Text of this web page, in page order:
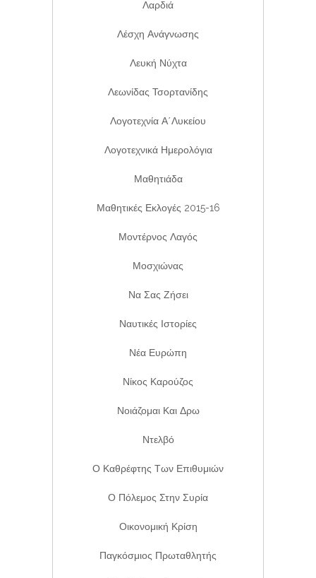
Λαρδιά
Λέσχη Ανάγνωσης
Λευκή Νύχτα
Λεωνίδας Τσορτανίδης
Λογοτεχνία Α΄λυκείου
Λογοτεχνικά Ημερολόγια
Μαθητιάδα
Μαθητικές Εκλογές 2015-16
Μοντέρνος Λαγός
Μοσχιώνας
Να Σας Ζήσει
Ναυτικές Ιστορίες
Νέα Ευρώπη
Νίκος Καρούζος
Νοιάζομαι Και Δρω
Ντελβό
Ο Καθρέφτης Των Επιθυμιών
Ο Πόλεμος Στην Συρία
Οικονομική Κρίση
Παγκόσμιος Πρωταθλητής